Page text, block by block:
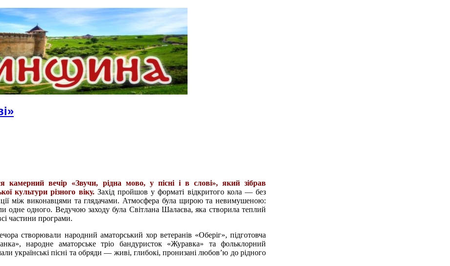
камерний вечір «Звучи, рідна мово, у пісні і в слові», який зібрав
культури різного віку.Захід пройшов у форматі відкритого кола — без
між виконавцями та глядачами. Атмосфера була щирою та невимушеною:
одне одного. Ведучою заходу була Світлана Шалаєва, яка створила теплий
частини програми.
створювали народний аматорський хор ветеранів «Оберіг», підготовча
народне аматорське тріо бандуристок «Журавка» та фольклорний
українські пісні та обряди — живі, глибокі, пронизані любов’ю до рідного